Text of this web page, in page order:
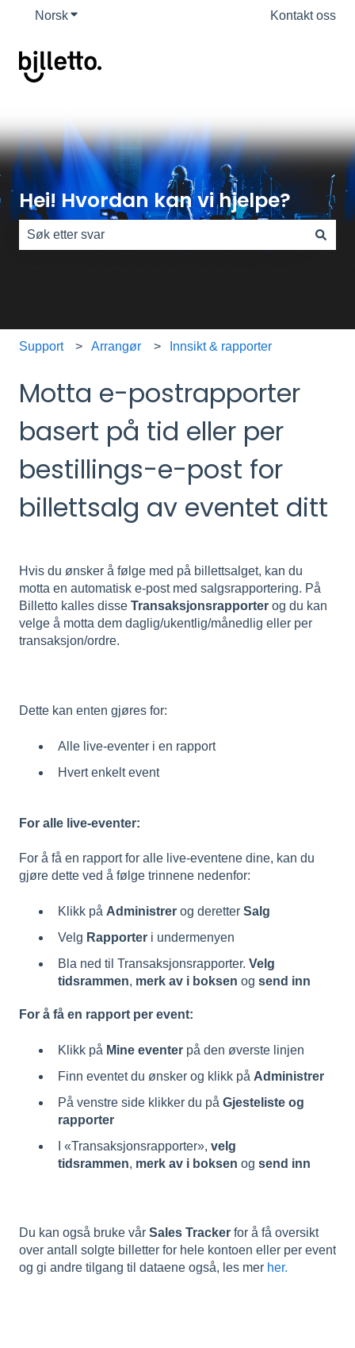
NorskVis undermeny for oversettelser Kontakt oss
Hei! Hvordan kan vi hjelpe?
Support Arrangør Innsikt & rapporter
Motta e-postrapporter
basert på tid eller per
bestillings-e-post for
billettsalg av eventet ditt
Hvis du ønsker å følge med på billettsalget, kan du
motta en automatisk e-post med salgsrapportering. På
Billetto kalles disse Transaksjonsrapporter og du kan
velge å motta dem daglig/ukentlig/månedlig eller per
transaksjon/ordre.
Dette kan enten gjøres for:
Alle live-eventer i en rapport
Hvert enkelt event
For alle live-eventer:
For å få en rapport for alle live-eventene dine, kan du
gjøre dette ved å følge trinnene nedenfor:
Klikk på Administrer og deretter Salg
Velg Rapporter i undermenyen
Bla ned til Transaksjonsrapporter. Velg
tidsrammen, merk av i boksen og send inn
For å få en rapport per event:
Klikk på Mine eventer på den øverste linjen
Finn eventet du ønsker og klikk på Administrer
På venstre side klikker du på Gjesteliste og
rapporter
I «Transaksjonsrapporter», velg
tidsrammen, merk av i boksen og send inn
Du kan også bruke vår Sales Tracker for å få oversikt
over antall solgte billetter for hele kontoen eller per event
og gi andre tilgang til dataene også, les mer her.